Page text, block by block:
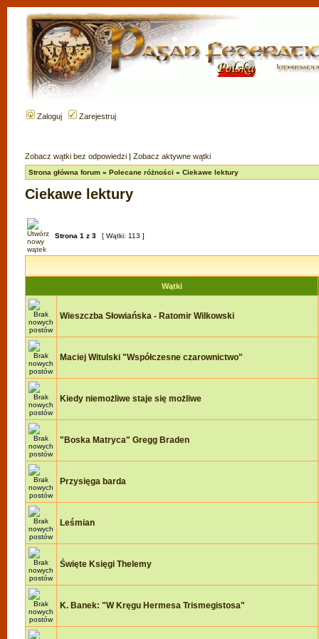
Zaloguj Zarejestruj
Zobacz wątki bez odpowiedzi | Zobacz aktywne wątki
Strona główna forum » Polecane różności » Ciekawe lektury
Ciekawe lektury
Strona 1 z 3 [ Wątki: 113 ]
Wątki
Wieszczba Słowiańska - Ratomir Wilkowski
Maciej Witulski "Współczesne czarownictwo"
Kiedy niemożliwe staje się możliwe
"Boska Matryca" Gregg Braden
Przysięga barda
Leśmian
Święte Księgi Thelemy
K. Banek: "W Kręgu Hermesa Trismegistosa"